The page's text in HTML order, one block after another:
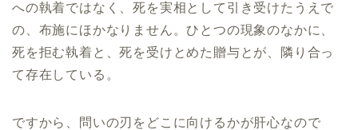
への執着ではなく、死を実相として引き受けたうえで
の、布施にほかなりません。ひとつの現象のなかに、
死を拒む執着と、死を受けとめた贈与とが、隣り合っ
て存在している。
ですから、問いの刃をどこに向けるかが肝心なので